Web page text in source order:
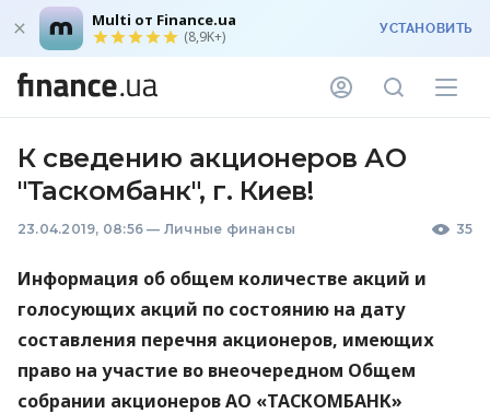
Multi от Finance.ua
(8,9K+) УСТАНОВИТЬ
К сведению акционеров АО
"Таскомбанк", г. Киев!
23.04.2019, 08:56 — Личные финансы 35
Информация об общем количестве акций и
голосующих акций по состоянию на дату
составления перечня акционеров, имеющих
право на участие во внеочередном Общем
собрании акционеров АО «ТАСКОМБАНК»